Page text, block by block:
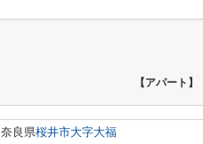
【アパート】
奈良県桜井市大字大福